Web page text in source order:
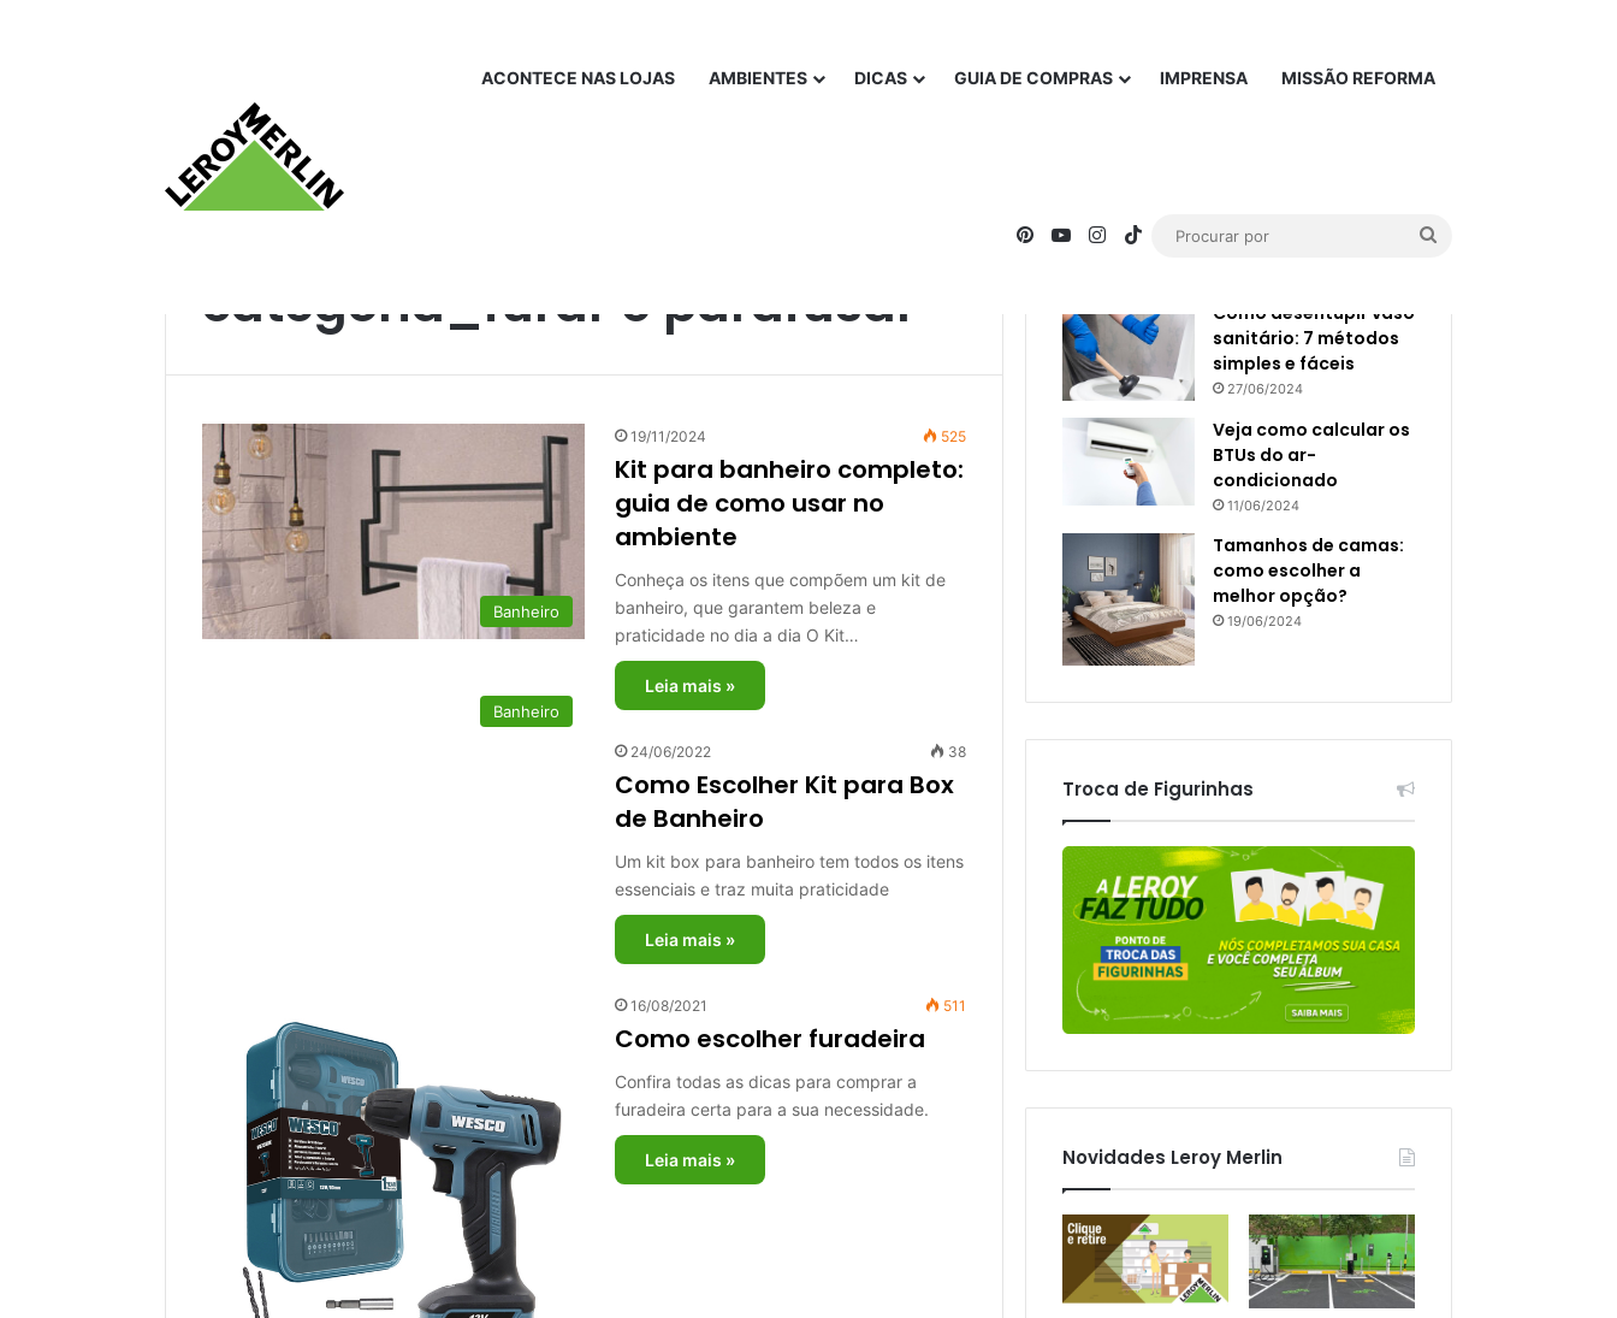
ACONTECE NAS LOJAS AMBIENTES DICAS GUIA DE COMPRAS IMPRENSA MISSÃO REFORMA
PinterestYouTubeInstagram
TikTok
categoria_furar e parafusar
Banheiro
19/11/2024 525
Kit para banheiro completo:
guia de como usar no
ambiente
Conheça os itens que compõem um kit de
banheiro, que garantem beleza e
praticidade no dia a dia O Kit…
Leia mais »
Banheiro
24/06/2022 38
Como Escolher Kit para Box
de Banheiro
Um kit box para banheiro tem todos os itens
essenciais e traz muita praticidade
Leia mais »
16/08/2021 511
Como escolher furadeira
Confira todas as dicas para comprar a
furadeira certa para a sua necessidade.
Leia mais »
Popular
Como desentupir vaso
sanitário: 7 métodos
simples e fáceis
27/06/2024
Veja como calcular os
BTUs do ar-
condicionado
11/06/2024
Tamanhos de camas:
como escolher a
melhor opção?
19/06/2024
Troca de Figurinhas
Novidades Leroy Merlin